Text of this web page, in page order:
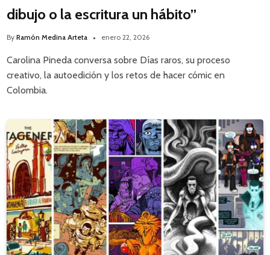
dibujo o la escritura un hábito”
By Ramón Medina Arteta enero 22, 2026
Carolina Pineda conversa sobre Días raros, su proceso
creativo, la autoedición y los retos de hacer cómic en
Colombia.